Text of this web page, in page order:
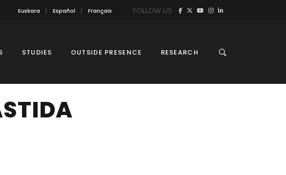
Euskara Español Français FOLLOW US
STUDIES OUTSIDE PRESENCE RESEARCH